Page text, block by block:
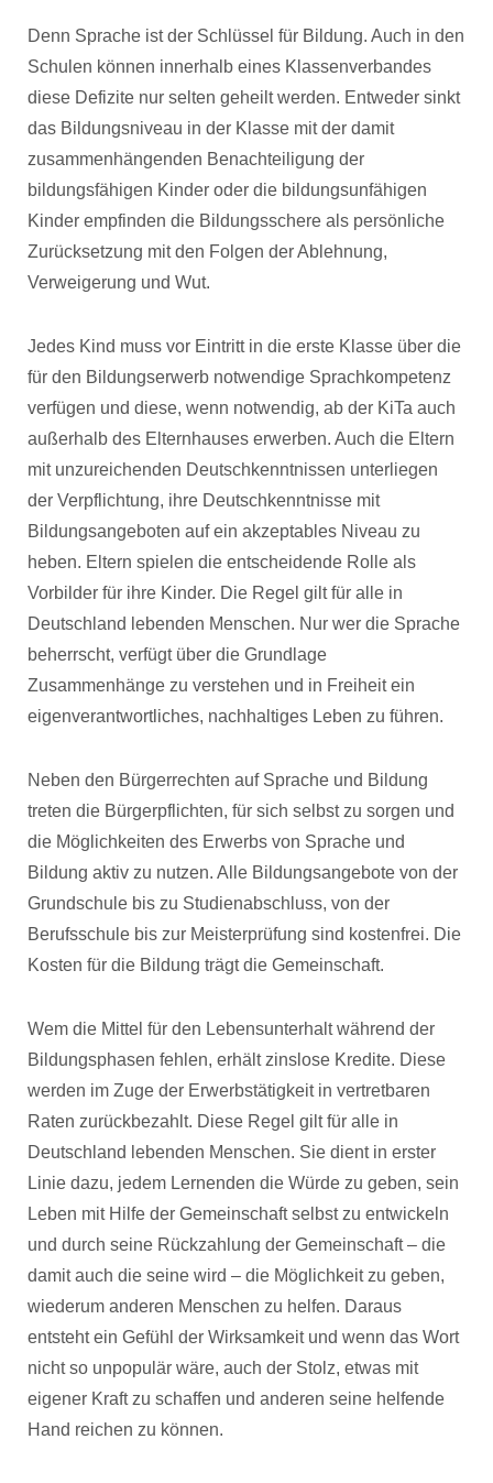
Denn Sprache ist der Schlüssel für Bildung. Auch in den
Schulen können innerhalb eines Klassenverbandes
diese Defizite nur selten geheilt werden. Entweder sinkt
das Bildungsniveau in der Klasse mit der damit
zusammenhängenden Benachteiligung der
bildungsfähigen Kinder oder die bildungsunfähigen
Kinder empfinden die Bildungsschere als persönliche
Zurücksetzung mit den Folgen der Ablehnung,
Verweigerung und Wut.
Jedes Kind muss vor Eintritt in die erste Klasse über die
für den Bildungserwerb notwendige Sprachkompetenz
verfügen und diese, wenn notwendig, ab der KiTa auch
außerhalb des Elternhauses erwerben. Auch die Eltern
mit unzureichenden Deutschkenntnissen unterliegen
der Verpflichtung, ihre Deutschkenntnisse mit
Bildungsangeboten auf ein akzeptables Niveau zu
heben. Eltern spielen die entscheidende Rolle als
Vorbilder für ihre Kinder. Die Regel gilt für alle in
Deutschland lebenden Menschen. Nur wer die Sprache
beherrscht, verfügt über die Grundlage
Zusammenhänge zu verstehen und in Freiheit ein
eigenverantwortliches, nachhaltiges Leben zu führen.
Neben den Bürgerrechten auf Sprache und Bildung
treten die Bürgerpflichten, für sich selbst zu sorgen und
die Möglichkeiten des Erwerbs von Sprache und
Bildung aktiv zu nutzen. Alle Bildungsangebote von der
Grundschule bis zu Studienabschluss, von der
Berufsschule bis zur Meisterprüfung sind kostenfrei. Die
Kosten für die Bildung trägt die Gemeinschaft.
Wem die Mittel für den Lebensunterhalt während der
Bildungsphasen fehlen, erhält zinslose Kredite. Diese
werden im Zuge der Erwerbstätigkeit in vertretbaren
Raten zurückbezahlt. Diese Regel gilt für alle in
Deutschland lebenden Menschen. Sie dient in erster
Linie dazu, jedem Lernenden die Würde zu geben, sein
Leben mit Hilfe der Gemeinschaft selbst zu entwickeln
und durch seine Rückzahlung der Gemeinschaft – die
damit auch die seine wird – die Möglichkeit zu geben,
wiederum anderen Menschen zu helfen. Daraus
entsteht ein Gefühl der Wirksamkeit und wenn das Wort
nicht so unpopulär wäre, auch der Stolz, etwas mit
eigener Kraft zu schaffen und anderen seine helfende
Hand reichen zu können.